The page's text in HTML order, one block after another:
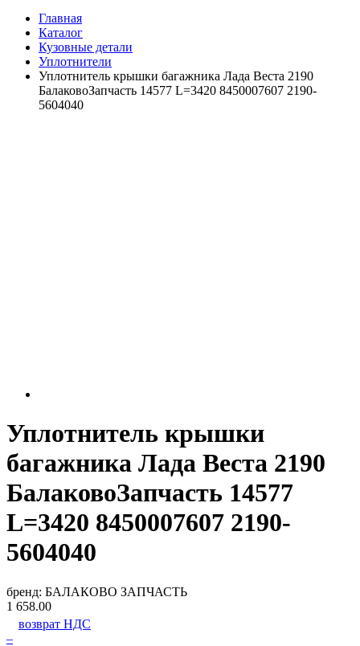
Главная
Каталог
Кузовные детали
Уплотнители
Уплотнитель крышки багажника Лада Веста 2190
БалаковоЗапчасть 14577 L=3420 8450007607 2190-
5604040
Уплотнитель крышки
багажника Лада Веста 2190
БалаковоЗапчасть 14577
L=3420 8450007607 2190-
5604040
бренд: БАЛАКОВО ЗАПЧАСТЬ
1 658.00
возврат НДС
–